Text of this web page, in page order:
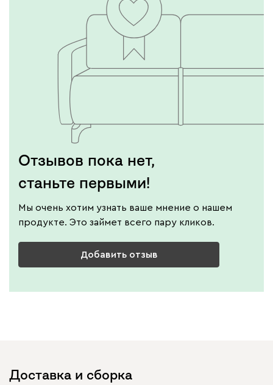
Отзывов пока нет,
станьте первыми!
Мы очень хотим узнать ваше мнение о нашем
продукте. Это займет всего пару кликов.
Добавить отзыв
Доставка и сборка